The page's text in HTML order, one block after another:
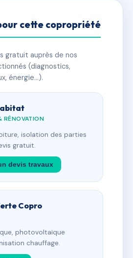
cette copropriété
gratuit auprès de nos
(diagnostics,
énergie…).
RÉNOVATION
isolation des parties
gratuit.
devis travaux
Copro
photovoltaïque
chauffage.